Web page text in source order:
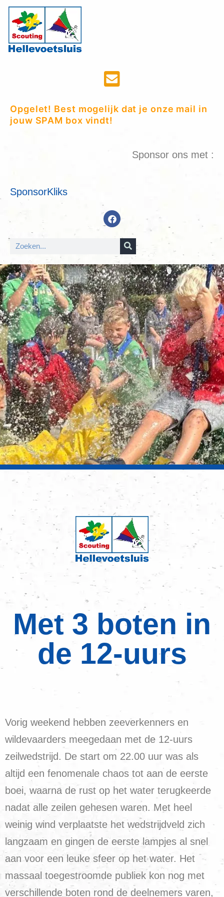
Opgelet! Best mogelijk dat je onze mail in
jouw SPAM box vindt!
Sponsor ons met :
SponsorKliks
Met 3 boten in
de 12-uurs
Vorig weekend hebben zeeverkenners en
wildevaarders meegedaan met de 12-uurs
zeilwedstrijd. De start om 22.00 uur was als
altijd een fenomenale chaos tot aan de eerste
boei, waarna de rust op het water terugkeerde
nadat alle zeilen gehesen waren. Met heel
weinig wind verplaatste het wedstrijdveld zich
langzaam en gingen de eerste lampjes al snel
aan voor een leuke sfeer op het water. Het
massaal toegestroomde publiek kon nog met
verschillende boten rond de deelnemers varen,